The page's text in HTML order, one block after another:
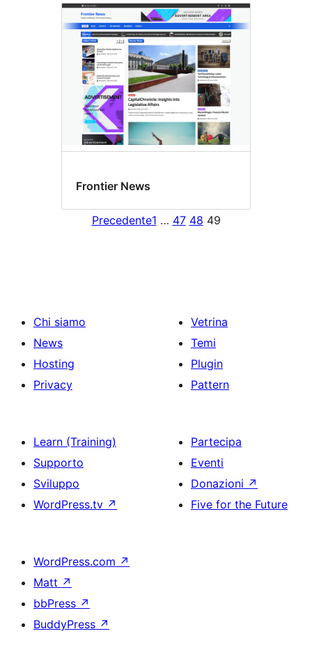
Frontier News
Precedente1 … 47 48 49
Chi siamo
News
Hosting
Privacy
Vetrina
Temi
Plugin
Pattern
Learn (Training)
Supporto
Sviluppo
WordPress.tv ↗
Partecipa
Eventi
Donazioni ↗
Five for the Future
WordPress.com ↗
Matt ↗
bbPress ↗
BuddyPress ↗